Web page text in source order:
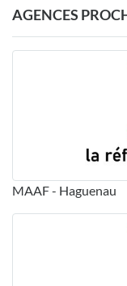
AGENCES
MAAF - Haguenau